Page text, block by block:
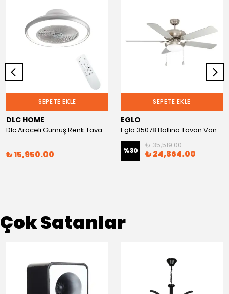
SEPETE EKLE
DLC HOME
Dlc Aracelı Gümüş Renk Tavan Vantilatörü 56 Cm
₺ 15,950.00
SEPETE EKLE
EGLO
Eglo 35078 Ballına Tavan Vantilatörü
%30
₺ 35,519.00
₺ 24,864.00
Çok Satanlar